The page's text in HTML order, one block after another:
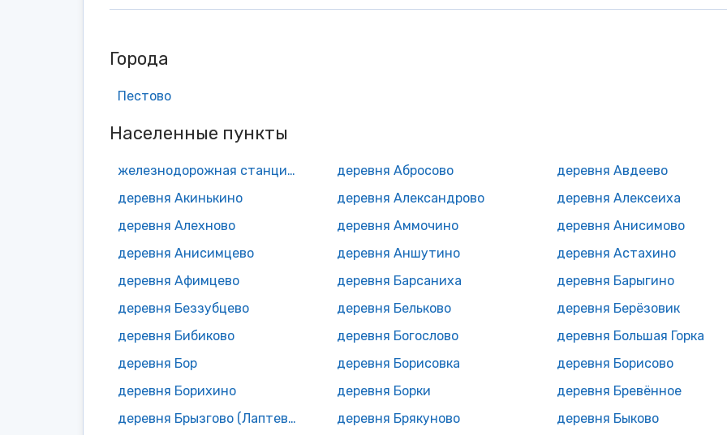
Города
Пестово
Населенные пункты
железнодорожная станция Абросово деревня Абросово
деревня Авдеево
деревня Акинькино
деревня Александрово
деревня Алексеиха
деревня Алехново
деревня Аммочино
деревня Анисимово
деревня Анисимцево
деревня Аншутино
деревня Астахино
деревня Афимцево
деревня Барсаниха
деревня Барыгино
деревня Беззубцево
деревня Бельково
деревня Берёзовик
деревня Бибиково
деревня Богослово
деревня Большая Горка
деревня Бор
деревня Борисовка
деревня Борисово
деревня Борихино
деревня Борки
деревня Бревённое
деревня Брызгово (Лаптевское с/п)
деревня Брякуново
деревня Быково